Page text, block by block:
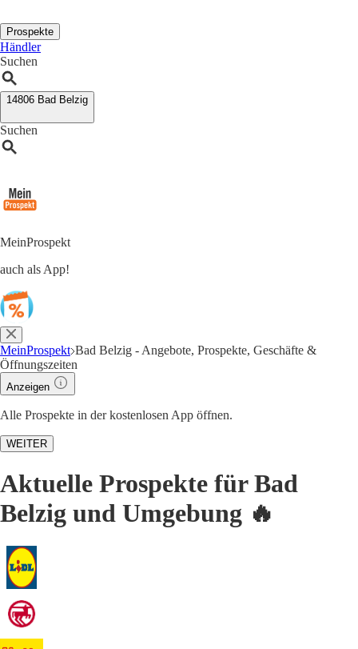
Prospekte
Händler
Suchen
14806 Bad Belzig
Suchen
MeinProspekt
auch als App!
MeinProspekt Bad Belzig - Angebote, Prospekte, Geschäfte &
Öffnungszeiten
Anzeigen
Alle Prospekte in der kostenlosen App öffnen.
WEITER
Aktuelle Prospekte für Bad
Belzig und Umgebung 🔥